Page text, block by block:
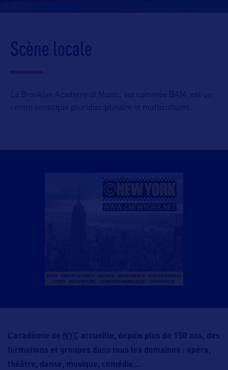
Scène locale
La Brooklyn Academy of Music, surnommée BAM, est un
centre artistique pluridisciplinaire et multiculturel.
L’académie de NYC accueille, depuis plus de 150 ans, des
formations et groupes dans tous les domaines : opéra,
théâtre, danse, musique, comédie…